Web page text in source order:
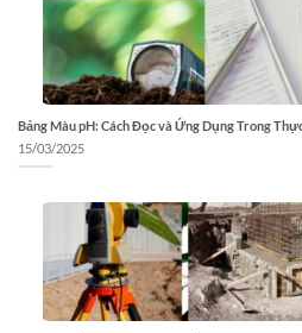
Bảng Màu pH: Cách Đọc và Ứng Dụng Trong
15/03/2025